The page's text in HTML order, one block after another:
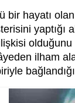
bir hayatı
yaptığı
olduğunu
ilham